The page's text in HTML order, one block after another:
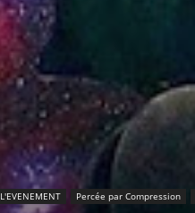
L'EVENEMENT Percée par Compression